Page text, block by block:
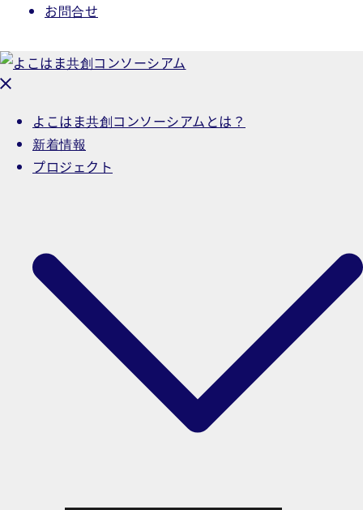
お問合せ
よこはま共創コンソーシアムとは？
新着情報
プロジェクト